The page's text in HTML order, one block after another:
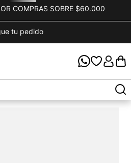
COMPRAS SOBRE $60.000
tu pedido